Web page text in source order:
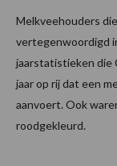
Melkveehouders
vertegenwoordigd
jaarstatistieken die
jaar op rij dat een
aanvoert. Ook
roodgekleurd.